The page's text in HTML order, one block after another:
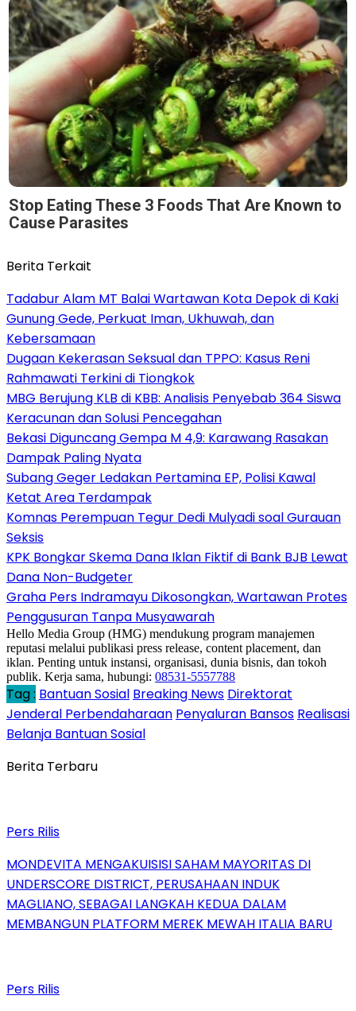
Stop Eating These 3 Foods That Are Known to
Cause Parasites
Berita Terkait
Tadabur Alam MT Balai Wartawan Kota Depok di Kaki
Gunung Gede, Perkuat Iman, Ukhuwah, dan
Kebersamaan
Dugaan Kekerasan Seksual dan TPPO: Kasus Reni
Rahmawati Terkini di Tiongkok
MBG Berujung KLB di KBB: Analisis Penyebab 364 Siswa
Keracunan dan Solusi Pencegahan
Bekasi Diguncang Gempa M 4,9: Karawang Rasakan
Dampak Paling Nyata
Subang Geger Ledakan Pertamina EP, Polisi Kawal
Ketat Area Terdampak
Komnas Perempuan Tegur Dedi Mulyadi soal Gurauan
Seksis
KPK Bongkar Skema Dana Iklan Fiktif di Bank BJB Lewat
Dana Non-Budgeter
Graha Pers Indramayu Dikosongkan, Wartawan Protes
Penggusuran Tanpa Musyawarah
Hello Media Group (HMG) mendukung program manajemen
reputasi melalui publikasi press release, content placement, dan
iklan. Penting untuk instansi, organisasi, dunia bisnis, dan tokoh
publik. Kerja sama, hubungi: 08531-5557788
Tag : Bantuan Sosial Breaking News Direktorat
Jenderal Perbendaharaan Penyaluran Bansos Realisasi
Belanja Bantuan Sosial
Berita Terbaru
Pers Rilis
MONDEVITA MENGAKUISISI SAHAM MAYORITAS DI
UNDERSCORE DISTRICT, PERUSAHAAN INDUK
MAGLIANO, SEBAGAI LANGKAH KEDUA DALAM
MEMBANGUN PLATFORM MEREK MEWAH ITALIA BARU
Pers Rilis